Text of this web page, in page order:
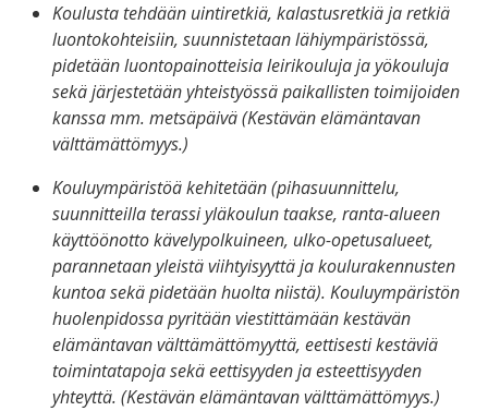
Koulusta tehdään uintiretkiä, kalastusretkiä ja retkiä
luontokohteisiin, suunnistetaan lähiympäristössä,
pidetään luontopainotteisia leirikouluja ja yökouluja
sekä järjestetään yhteistyössä paikallisten toimijoiden
kanssa mm. metsäpäivä (Kestävän elämäntavan
välttämättömyys.)
Kouluympäristöä kehitetään (pihasuunnittelu,
suunnitteilla terassi yläkoulun taakse, ranta-alueen
käyttöönotto kävelypolkuineen, ulko-opetusalueet,
parannetaan yleistä viihtyisyyttä ja koulurakennusten
kuntoa sekä pidetään huolta niistä). Kouluympäristön
huolenpidossa pyritään viestittämään kestävän
elämäntavan välttämättömyyttä, eettisesti kestäviä
toimintatapoja sekä eettisyyden ja esteettisyyden
yhteyttä. (Kestävän elämäntavan välttämättömyys.)